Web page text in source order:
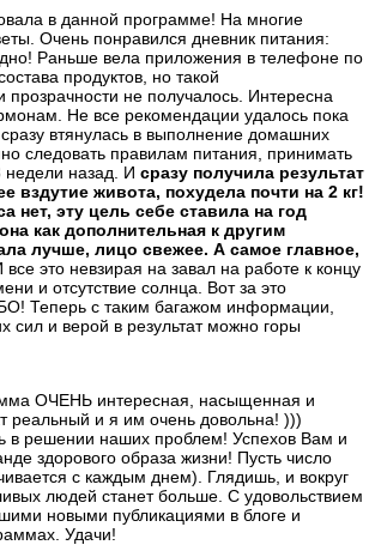
в данной программе! На многие
Очень понравился дневник питания:
Раньше вела приложения в телефоне по
продуктов, но такой
прозрачности не получалось. Интересна
Не все рекомендации удалось пока
втянулась в выполнение домашних
следовать правилам питания, принимать
недели назад. И сразу получила результат
вздутие живота, похудела почти на 2 кг!
нет, эту цель себе ставила на год
как дополнительная к другим
лучше, лицо свежее. А самое главное,
все это невзирая на завал на работе к концу
и отсутствие солнца. Вот за это
Теперь с таким багажом информации,
сил и верой в результат можно горы
ОЧЕНЬ интересная, насыщенная и
реальный и я им очень довольна! )))
в решении наших проблем! Успехов Вам и
здорового образа жизни! Пусть число
с каждым днем). Глядишь, и вокруг
людей станет больше. С удовольствием
новыми публикациями в блоге и
Удачи!